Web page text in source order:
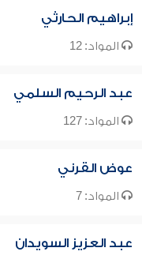
إبراهيم الحارثي
المواد: 12
عبد الرحيم السلمي
المواد: 127
عوض القرني
المواد: 7
عبد العزيز السويدان